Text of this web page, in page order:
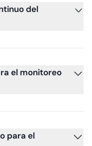
del
el monitoreo
para el